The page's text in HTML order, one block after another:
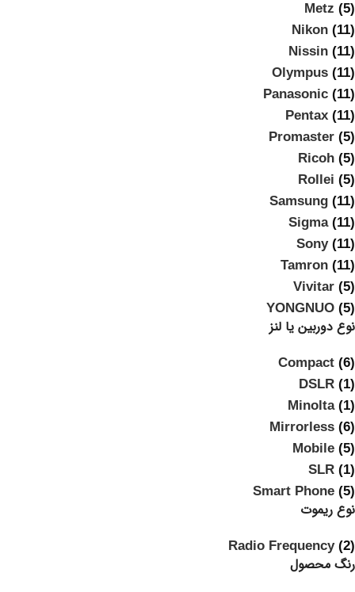
Metz (5)
Nikon (11)
Nissin (11)
Olympus (11)
Panasonic (11)
Pentax (11)
Promaster (5)
Ricoh (5)
Rollei (5)
Samsung (11)
Sigma (11)
Sony (11)
Tamron (11)
Vivitar (5)
YONGNUO (5)
نوع دوربین یا لنز
Compact (6)
DSLR (1)
Minolta (1)
Mirrorless (6)
Mobile (5)
SLR (1)
Smart Phone (5)
نوع ریموت
Radio Frequency (2)
رنگ محصول